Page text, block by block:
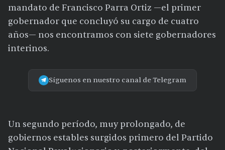
mandato de Francisco Parra Ortiz —el primer
gobernador que concluyó su cargo de cuatro
años— nos encontramos con siete gobernadores
interinos.
Síguenos en nuestro canal de Telegram
Un segundo período, muy prolongado, de
gobiernos estables surgidos primero del Partido